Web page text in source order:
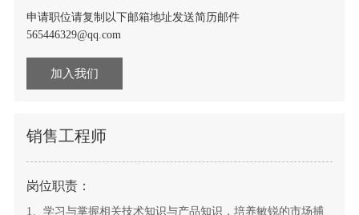
申请职位请复制以下邮箱地址发送简历邮件
565446329@qq.com
加入我们
销售工程师
岗位职责：
1、学习与掌握相关技术知识与产品知识，培养敏锐的市场捕